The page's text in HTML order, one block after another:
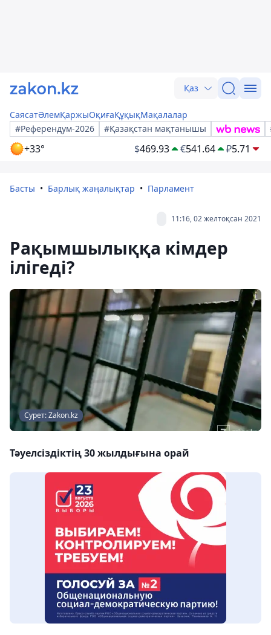
Қаз
СаясатӘлемҚаржыОқиғаҚұқықМақалалар
#Референдум-2026
#Қазақстан мақтанышы
+33° $469.93 €541.64 ₽5.71
Басты Барлық жаңалықтар Парламент
11:16, 02 желтоқсан 2021
Рақымшылыққа кімдер
ілігеді?
Сурет: Zakon.kz
Тәуелсіздіктің 30 жылдығына орай